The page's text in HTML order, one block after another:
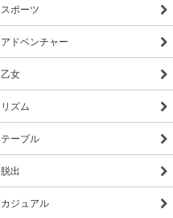
スポーツ
アドベンチャー
乙女
リズム
テーブル
脱出
カジュアル